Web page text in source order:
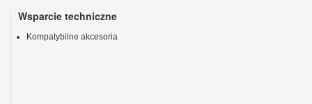
Wsparcie techniczne
Kompatybilne akcesoria